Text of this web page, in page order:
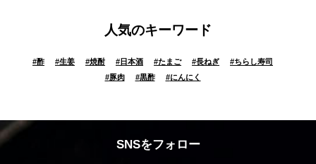
人気のキーワード
#酢 #生姜 #焼酎 #日本酒 #たまご #長ねぎ #ちらし寿司
#豚肉 #黒酢 #にんにく
SNSをフォロー